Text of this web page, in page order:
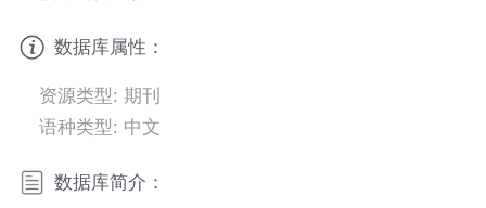
数据库属性：
资源类型: 期刊
语种类型: 中文
数据库简介：